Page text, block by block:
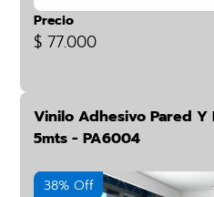
Precio
$ 77.000
Vinilo Adhesivo Pared Y
5mts - PA6004
38% Off